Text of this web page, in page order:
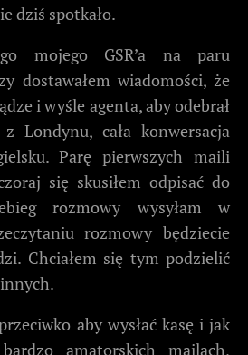
dziś spotkało.
mojego GSR’a na paru
dostawałem wiadomości, że
i wyśle agenta, aby odebrał
Londynu, cała konwersacja
Parę pierwszych maili
się skusiłem odpisać do
rozmowy wysyłam w
rozmowy będziecie
Chciałem się tym podzielić
aby wysłać kasę i jak
amatorskich mailach,